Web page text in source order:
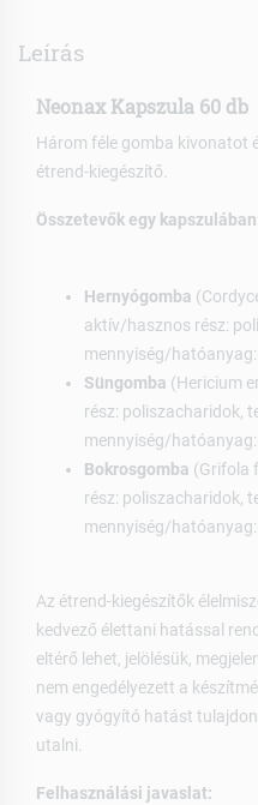
Leírás
Neonax Kapszula 60 db
Három féle gomba kivonatot
étrend-kiegészítő.
Összetevők egy
Hernyógomba
aktív/hasznos rész:
mennyiség/
Süngomba (Hericium
rész: poliszacharidok,
mennyiség/
Bokrosgomba (Grifola
rész: poliszacharidok,
mennyiség/
Az étrend-kiegészítők
kedvező élettani hatással
eltérő lehet, jelölésük,
nem engedélyezett a
vagy gyógyító hatást
utalni.
Felhasználási javaslat: